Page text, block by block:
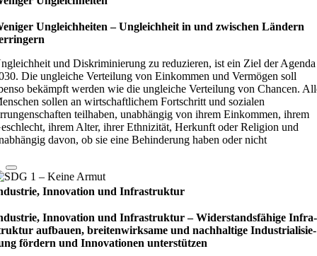
Ungleichheiten – Ungleich­heit in und zwi­schen Län­dern
und Diskriminierung zu reduzieren, ist ein Ziel der Agenda
Die ungleiche Verteilung von Einkommen und Vermögen soll
bekämpft werden wie die ungleiche Verteilung von Chancen.
sollen an wirtschaftlichem Fortschritt und sozialen
teilhaben, unabhängig von ihrem Einkommen, ihrem
ihrem Alter, ihrer Ethnizität, Herkunft oder Religion und
davon, ob sie eine Behinderung haben oder nicht
Innovation und Infrastruktur
Innovation und Infrastruktur – Wider­stands­fä­hige Infra­
auf­bauen, brei­ten­wirk­same und nach­hal­tige Indu­stri­ali­sie­
för­dern und Inno­vati­o­nen unter­stüt­zen